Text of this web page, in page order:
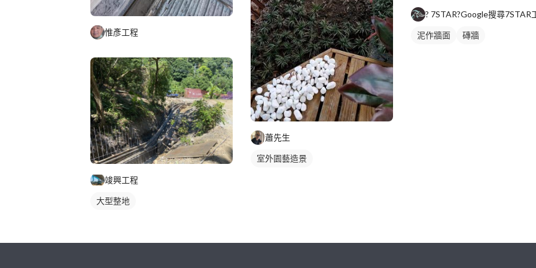
惟彥工程
竣興工程
大型整地
蕭先生
室外園藝造景
泥作牆面 磚牆